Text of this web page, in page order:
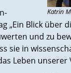
Katrin
„Ein Blick über
und zu
sie in
Leben unserer